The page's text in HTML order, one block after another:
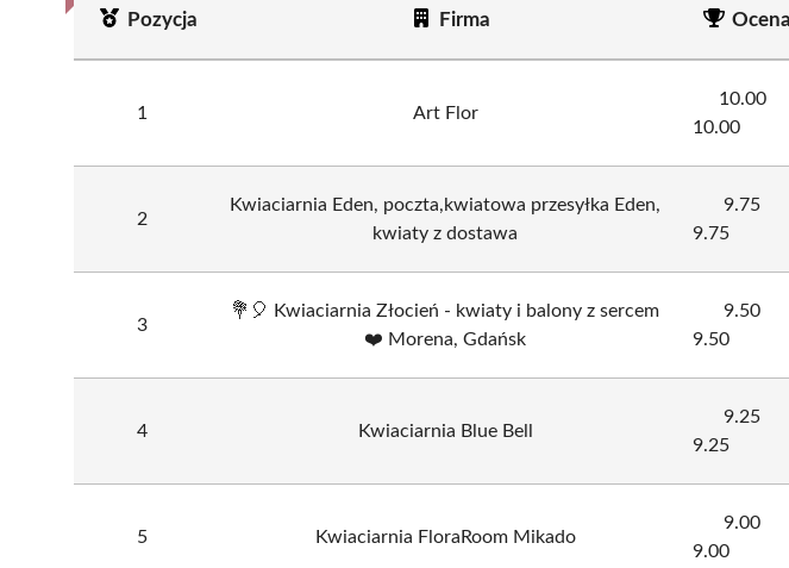
Pozycja Firma Ocena
1 Art Flor
10.00
10.00
2
Kwiaciarnia Eden, poczta,kwiatowa przesyłka Eden,
kwiaty z dostawa
9.75
9.75
3
💐🎈 Kwiaciarnia Złocień - kwiaty i balony z sercem
❤️ Morena, Gdańsk
9.50
9.50
4 Kwiaciarnia Blue Bell
9.25
9.25
5 Kwiaciarnia FloraRoom Mikado
9.00
9.00